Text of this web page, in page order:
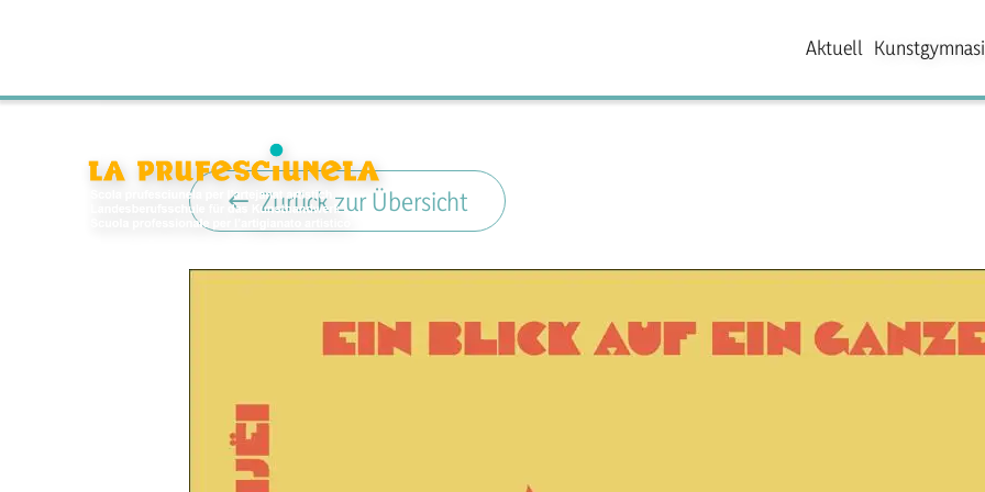
Aktuell
Zurück zur Übersicht